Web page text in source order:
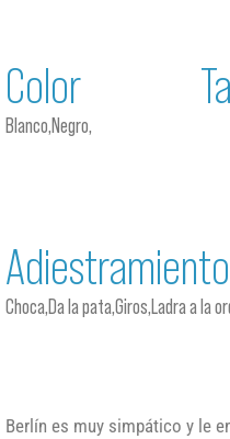
Color
Blanco,Negro,
Adiestramiento
Choca,Da la pata,Giros,Ladra a la
Berlín es muy simpático y le